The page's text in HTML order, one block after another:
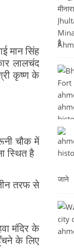
मान सिंह
लालचंद
कृष्ण के
चौक में
स्थित है
तरफ से
मंदिर के
के लिए
है
जाने